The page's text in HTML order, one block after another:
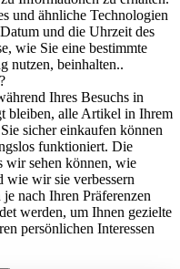
und ähnliche Technologien
und die Uhrzeit des
wie Sie eine bestimmte
nutzen, beinhalten..
Ihres Besuchs in
bleiben, alle Artikel in Ihrem
sicher einkaufen können
funktioniert. Die
wir sehen können, wie
wie wir sie verbessern
nach Ihren Präferenzen
werden, um Ihnen gezielte
persönlichen Interessen